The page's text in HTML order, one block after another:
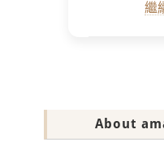
繼
About